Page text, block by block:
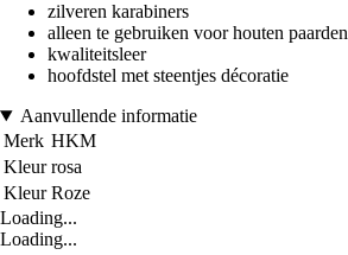
zilveren karabiners
alleen te gebruiken voor houten paarden
kwaliteitsleer
hoofdstel met steentjes décoratie
Aanvullende informatie
Merk HKM
Kleur rosa
Kleur Roze
Loading...
Loading...